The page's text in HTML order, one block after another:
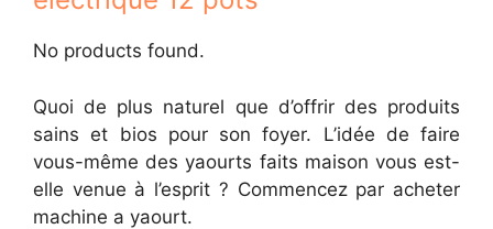
No products found.
Quoi de plus naturel que d’offrir des produits
sains et bios pour son foyer. L’idée de faire
vous-même des yaourts faits maison vous est-
elle venue à l’esprit ? Commencez par acheter
machine a yaourt.